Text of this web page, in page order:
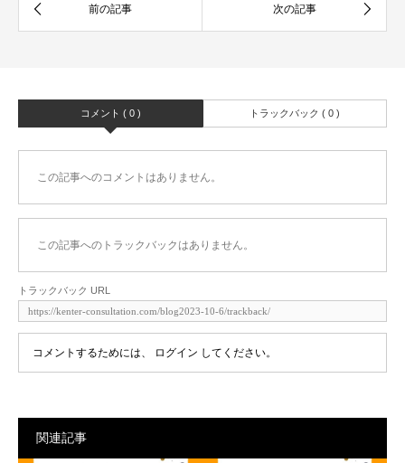
コメント ( 0 ) トラックバック ( 0 )
この記事へのコメントはありません。
この記事へのトラックバックはありません。
トラックバック URL
コメントするためには、 ログイン してください。
関連記事